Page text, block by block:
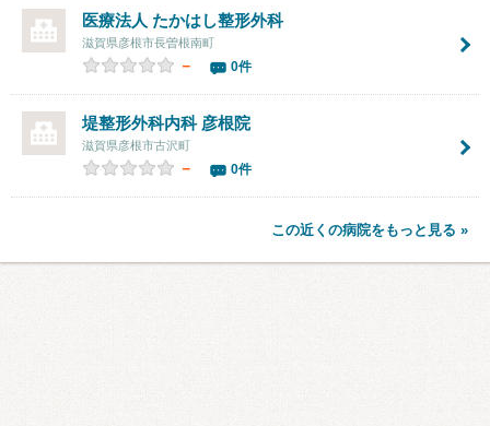
医療法人 たかはし整形外科
滋賀県彦根市長曽根南町
－ 0件
堤整形外科内科 彦根院
滋賀県彦根市古沢町
－ 0件
この近くの病院をもっと見る »